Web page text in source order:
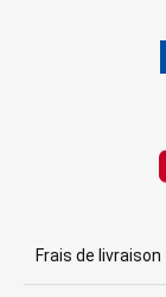
Frais de livraison